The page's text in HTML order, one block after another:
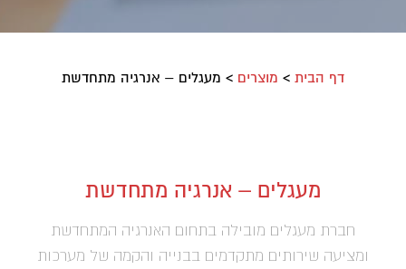
דף הבית > מוצרים > מעגלים – אנרגיה מתחדשת
מעגלים – אנרגיה מתחדשת
חברת מעגלים מובילה בתחום האנרגיה המתחדשת
ומציעה שירותים מתקדמים בבנייה והקמה של מערכות